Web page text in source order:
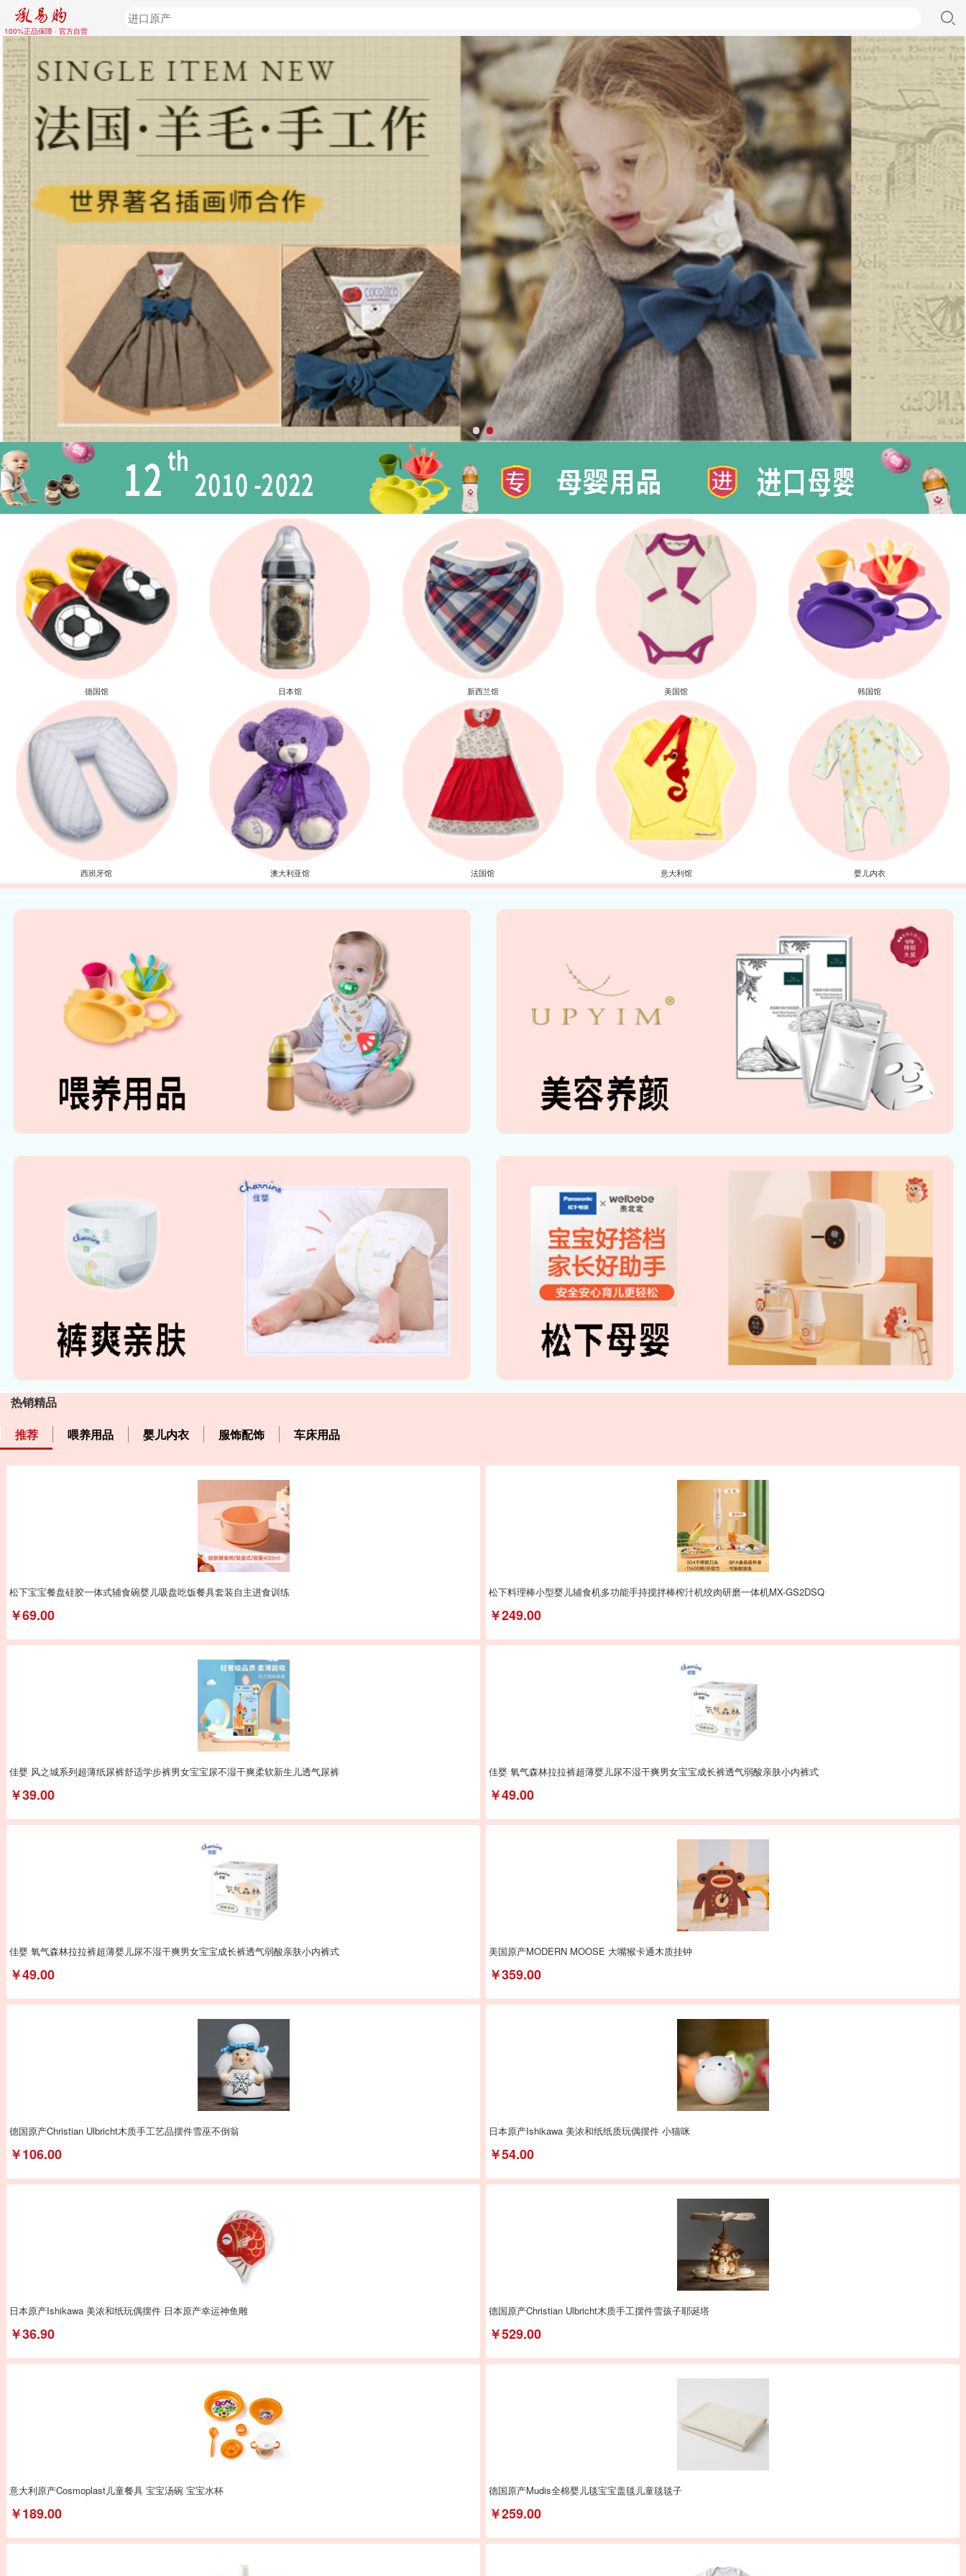
100%正品保障 · 官方自营
德国馆 日本馆 新西兰馆 美国馆 韩国馆
西班牙馆 澳大利亚馆 法国馆 意大利馆 婴儿内衣
热销精品
推荐
喂养用品 婴儿内衣 服饰配饰 车床用品
松下宝宝餐盘硅胶一体式辅食碗婴儿吸盘吃饭餐具套装自主进食训练
￥69.00
松下料理棒小型婴儿辅食机多功能手持搅拌棒榨汁机绞肉研磨一体机MX-GS2DSQ
￥249.00
佳婴 风之城系列超薄纸尿裤舒适学步裤男女宝宝尿不湿干爽柔软新生儿透气尿裤
￥39.00
佳婴 氧气森林拉拉裤超薄婴儿尿不湿干爽男女宝宝成长裤透气弱酸亲肤小内裤式
￥49.00
佳婴 氧气森林拉拉裤超薄婴儿尿不湿干爽男女宝宝成长裤透气弱酸亲肤小内裤式
￥49.00
美国原产MODERN MOOSE 大嘴猴卡通木质挂钟
￥359.00
德国原产Christian Ulbricht木质手工艺品摆件雪巫不倒翁
￥106.00
日本原产Ishikawa 美浓和纸纸质玩偶摆件 小猫咪
￥54.00
日本原产Ishikawa 美浓和纸玩偶摆件 日本原产幸运神鱼雕
￥36.90
德国原产Christian Ulbricht木质手工摆件雪孩子耶诞塔
￥529.00
意大利原产Cosmoplast儿童餐具 宝宝汤碗 宝宝水杯
￥189.00
德国原产Mudis全棉婴儿毯宝宝盖毯儿童毯毯子
￥259.00